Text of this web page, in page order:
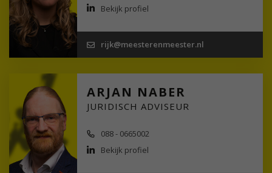
Bekijk profiel
rijk@meesterenmeester.nl
ARJAN NABER
JURIDISCH ADVISEUR
088 - 0665002
Bekijk profiel